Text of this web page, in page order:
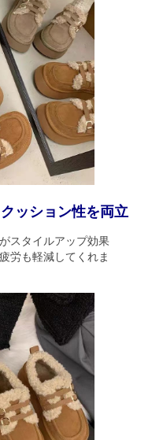
ッション性を両立
スタイルアップ効果
労も軽減してくれま